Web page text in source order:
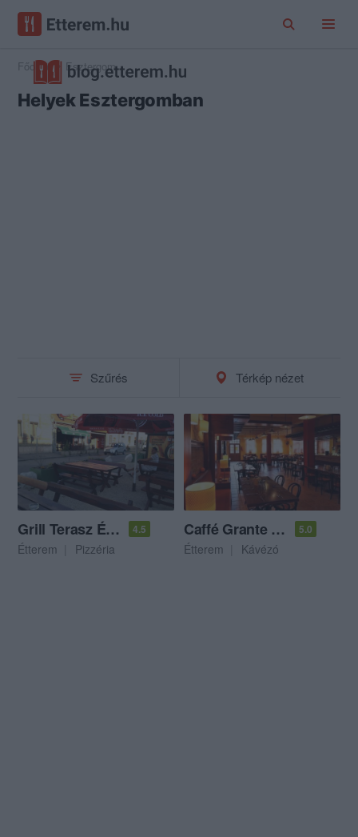
Főoldal Esztergom
Helyek Esztergomban
Szűrés Térkép nézet
Grill Terasz Étterem & Pizzéria 4.5
Étterem Pizzéria
Caffé Grante Étterem 5.0
Étterem Kávézó